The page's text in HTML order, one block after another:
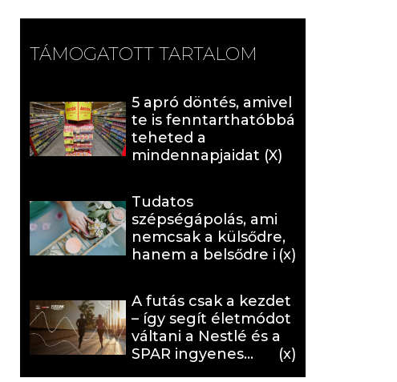
TÁMOGATOTT TARTALOM
5 apró döntés, amivel
te is fenntarthatóbbá
teheted a
mindennapjaidat (X)
Tudatos
szépségápolás, ami
nemcsak a külsődre,
hanem a belsődre is
A futás csak a kezdet
– így segít életmódot
váltani a Nestlé és a
SPAR ingyenes